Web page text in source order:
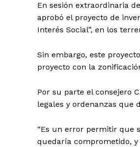
En sesión extraordinaria
aprobó el proyecto de
Interés Social”, en los
Sin embargo, este
proyecto con la
Por su parte el consejero
legales y ordenanzas que
“Es un error permitir que
quedaría comprometido,